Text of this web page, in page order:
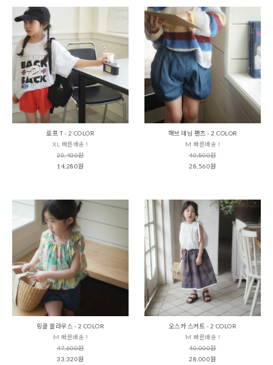
로프 T - 2 COLOR
XL 빠른배송 !
20,400원
14,280원
해브 데님 팬츠 - 2 COLOR
M 빠른배송 !
40,800원
28,560원
링클 블라우스 - 2 COLOR
M 빠른배송 !
47,600원
33,320원
오스카 스커트 - 2 COLOR
M 빠른배송 !
40,000원
28,000원